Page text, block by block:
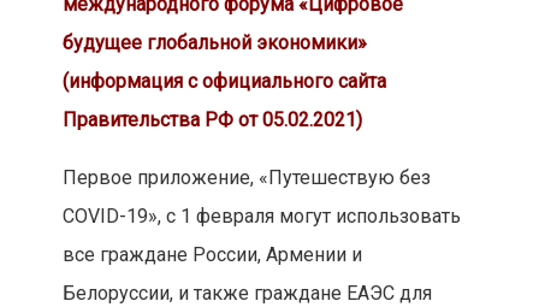
международного форума «Цифровое
будущее глобальной экономики»
(информация с официального сайта
Правительства РФ от 05.02.2021)
Первое приложение, «Путешествую без
COVID-19», с 1 февраля могут использовать
все граждане России, Армении и
Белоруссии, и также граждане ЕАЭС для